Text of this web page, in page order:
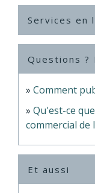
Services en
Questions ?
Comment
Qu'est-ce
commercial de
Et aussi